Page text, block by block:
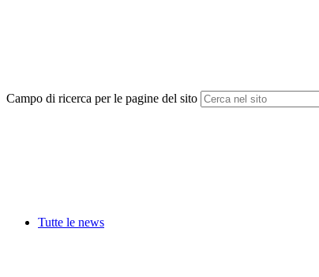
Campo di ricerca per le pagine del sito
Tutte le news